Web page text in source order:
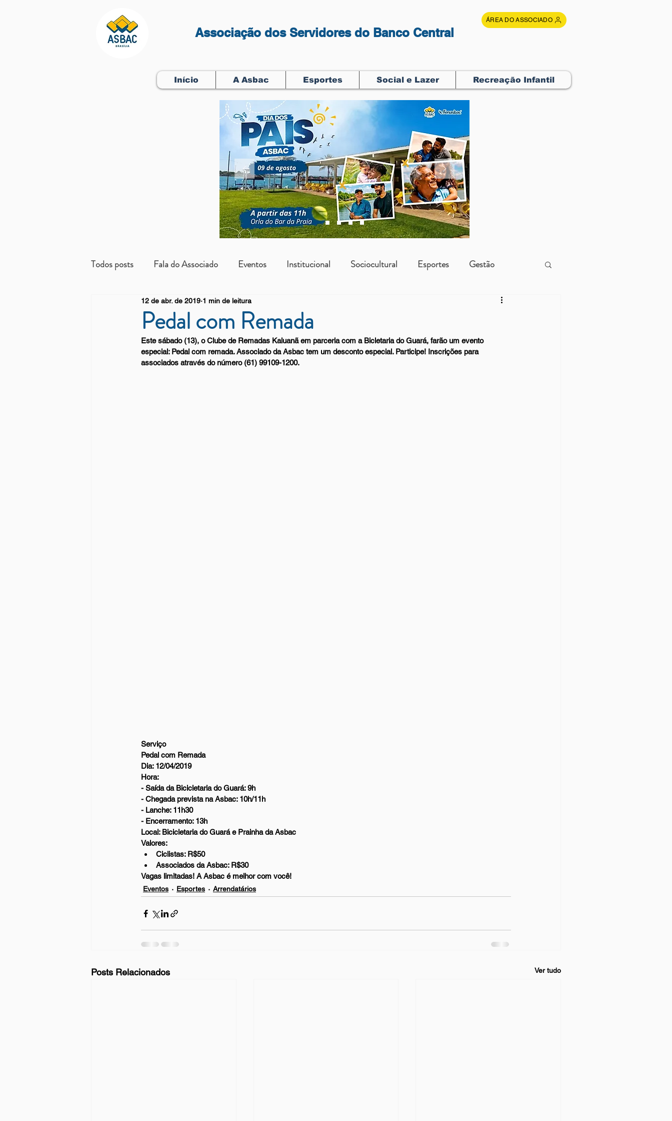
Associação dos Servidores do Banco Central
ÁREA DO ASSOCIADO
Início A Asbac Esportes Social e Lazer Recreação Infantil
Todos posts Fala do Associado Eventos Institucional Sociocultural Esportes Gestão
Beneficientes Arrendatários Vantagens Asbac
Pedal com Remada
12 de abr. de 2019 1 min de leitura
Este sábado (13), o Clube de Remadas Kaluanã em parceria com a Bicletaria do Guará, farão um evento
especial: Pedal com remada. Associado da Asbac tem um desconto especial. Participe! Inscrições para
associados através do número (61) 99109-1200.
Serviço
Pedal com Remada
Dia: 12/04/2019
Hora:
- Saída da Bicicletaria do Guará: 9h
- Chegada prevista na Asbac: 10h/11h
- Lanche: 11h30
- Encerramento: 13h
Local: Bicicletaria do Guará e Prainha da Asbac
Valores:
Ciclistas: R$50
Associados da Asbac: R$30
Vagas limitadas! A Asbac é melhor com você!
Eventos Esportes Arrendatários
Posts Relacionados Ver tudo